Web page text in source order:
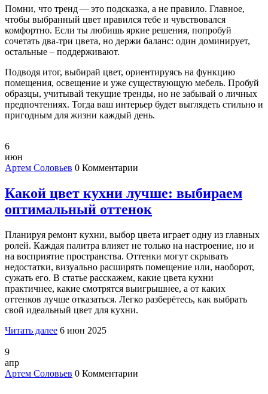
Помни, что тренд — это подсказка, а не правило. Главное,
чтобы выбранный цвет нравился тебе и чувствовался
комфортно. Если ты любишь яркие решения, попробуй
сочетать два‑три цвета, но держи баланс: один доминирует,
остальные – поддерживают.
Подводя итог, выбирай цвет, ориентируясь на функцию
помещения, освещение и уже существующую мебель. Пробуй
образцы, учитывай текущие тренды, но не забывай о личных
предпочтениях. Тогда ваш интерьер будет выглядеть стильно и
пригодным для жизни каждый день.
6
июн
Артем Соловьев 0 Комментарии
Какой цвет кухни лучше: выбираем
оптимальный оттенок
Планируя ремонт кухни, выбор цвета играет одну из главных
ролей. Каждая палитра влияет не только на настроение, но и
на восприятие пространства. Оттенки могут скрывать
недостатки, визуально расширять помещение или, наоборот,
сужать его. В статье расскажем, какие цвета кухни
практичнее, какие смотрятся выигрышнее, а от каких
оттенков лучше отказаться. Легко разберётесь, как выбрать
свой идеальный цвет для кухни.
Читать далее 6 июн 2025
9
апр
Артем Соловьев 0 Комментарии